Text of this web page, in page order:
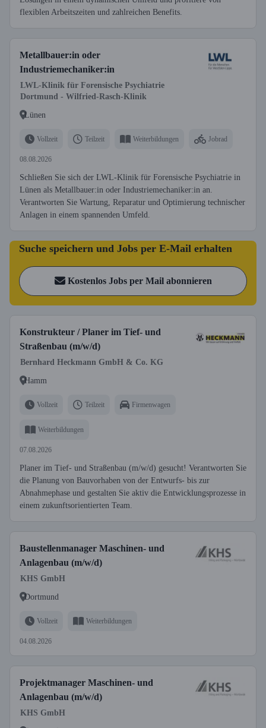
flexiblen Arbeitszeiten und zahlreichen Benefits.
Metallbauer:in oder
Industriemechaniker:in
LWL-Klinik für Forensische Psychiatrie
Dortmund - Wilfried-Rasch-Klinik
Lünen
Vollzeit Teilzeit Weiterbildungen Jobrad
08.08.2026
Schließen Sie sich der LWL-Klinik für Forensische Psychiatrie in
Lünen als Metallbauer:in oder Industriemechaniker:in an.
Verantworten Sie Wartung, Reparatur und Optimierung technischer
Anlagen in einem spannenden Umfeld.
Suche speichern und Jobs per E-Mail erhalten
Kostenlos Jobs per Mail abonnieren
Konstrukteur / Planer im Tief- und
Straßenbau (m/w/d)
Bernhard Heckmann GmbH & Co. KG
Hamm
Vollzeit Teilzeit Firmenwagen
Weiterbildungen
07.08.2026
Planer im Tief- und Straßenbau (m/w/d) gesucht! Verantworten Sie
die Planung von Bauvorhaben von der Entwurfs- bis zur
Abnahmephase und gestalten Sie aktiv die Entwicklungsprozesse in
einem zukunftsorientierten Team.
Baustellenmanager Maschinen- und
Anlagenbau (m/w/d)
KHS GmbH
Dortmund
Vollzeit Weiterbildungen
04.08.2026
Projektmanager Maschinen- und
Anlagenbau (m/w/d)
KHS GmbH